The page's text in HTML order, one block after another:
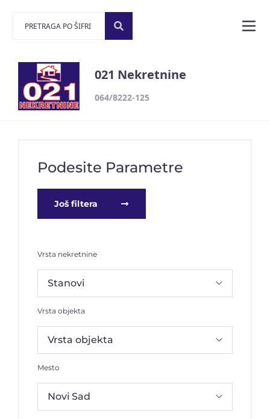
021 Nekretnine
064/8222-125
Podesite Parametre
Još filtera
Vrsta nekretnine
Vrsta objekta
Mesto